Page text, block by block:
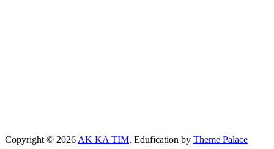
Copyright © 2026 AK KA TIM. Edufication by Theme Palace